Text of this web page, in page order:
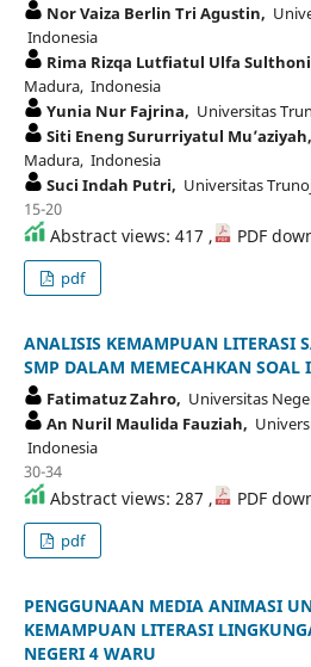
Nor Vaiza Berlin Tri Agustin,
Indonesia
Rima Rizqa Lutfiatul Ulfa
Madura, Indonesia
Yunia Nur Fajrina, Universitas
Siti Eneng Sururriyatul Mu’aziyah,
Madura, Indonesia
Suci Indah Putri, Universitas
15-20
Abstract views: 417 , PDF
pdf
ANALISIS KEMAMPUAN LITERASI
SMP DALAM MEMECAHKAN SOAL
Fatimatuz Zahro, Universitas
An Nuril Maulida Fauziah,
Indonesia
30-34
Abstract views: 287 , PDF
pdf
PENGGUNAAN MEDIA ANIMASI
KEMAMPUAN LITERASI
NEGERI 4 WARU